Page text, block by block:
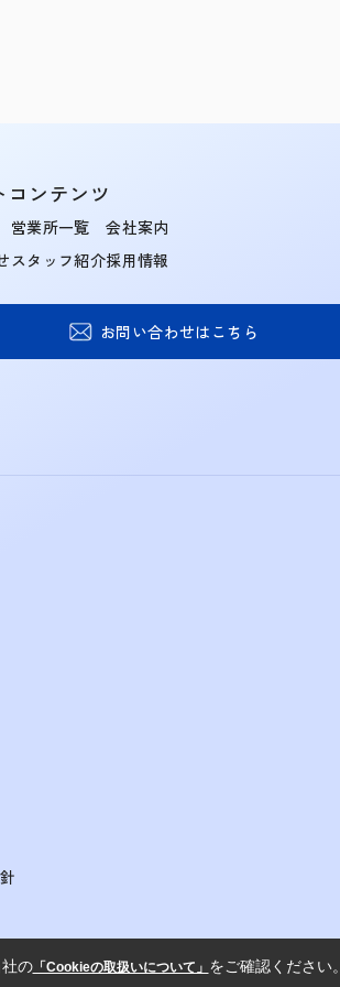
コンテンツ
営業所一覧
スタッフ紹介
会社案内
採用情報
お問い合わせはこちら
の「Cookieの取扱いについて」 をご確認ください。